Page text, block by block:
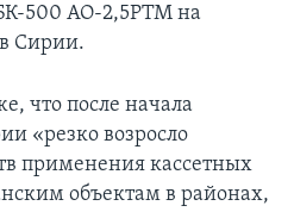
500 АО-2,5РТМ на
Сирии.
что после начала
«резко возросло
применения кассетных
объектам в районах,